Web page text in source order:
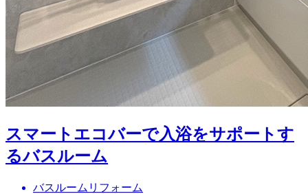
スマートエコバーで入浴をサポートす
るバスルーム
バスルームリフォーム